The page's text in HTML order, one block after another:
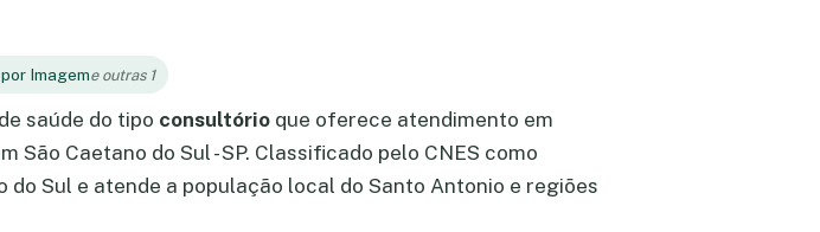
Imageme outras 1
saúde do tipo consultório que oferece atendimento em
São Caetano do Sul - SP. Classificado pelo CNES como
Sul e atende a população local do Santo Antonio e regiões